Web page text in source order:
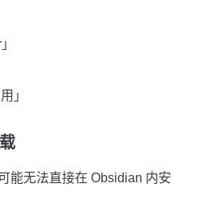
」
能无法直接在 Obsidian 内安